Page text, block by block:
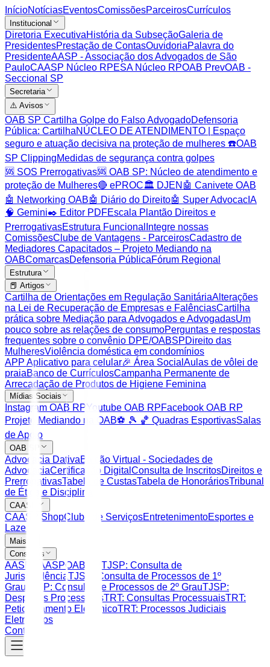
InícioNotíciasEventosComissõesParceirosCurrículos
Institucional
Diretoria ExecutivaHistória da SubseçãoGaleria de
PresidentesPrestação de ContasOuvidoriaPalavra do
PresidenteAASP - Associação dos Advogados de São
PauloCAASP Núcleo RPESA Núcleo RPOAB PrevOAB -
Seccional SP
Secretaria
⚠️ Avisos
OAB SP Cartilha Golpe do Falso AdvogadoDefensoria
Pública: CartilhaNÚCLEO DE ATENDIMENTO | Espaço
seguro e atuação decisiva na proteção de mulheres ☎️OAB
SP ClippingMedidas de segurança contra golpes
🆘 SOS Prerrogativas🆘 OAB SP: Núcleo de atendimento e
proteção de Mulheres🔴 ePROC🏛️ DJEN 🤖 Canivete OAB
🤖 Networking OAB🤖 Diário do Direito🤖 Super AdvocacIA
🧠 Gemini✒️ Editor PDFEscala Plantão Direitos e
PrerrogativasEstrutura Funcional Integre nossas
ComissõesClube de Vantagens - ParceirosCadastro de
Mediadores Capacitados – Projeto Mediando na
OABComarcasDefensoria PúblicaFórum Regional
Estrutura
📕 Artigos
Cartilha de Orientações em Regulação SanitáriaAlterações
na Lei de Recuperação de Empresas e FalênciasCartilha
prática sobre Mediação para Advogados e AdvogadasUm
pouco sobre as relações de consumoPerguntas e respostas
frequentes sobre o convênio DPE/OABSPDireito das
MulheresViolência doméstica em condomínios
APP Aplicativo para celular🎉 Área Social Aulas de vôlei de
praiaBanco de CurrículosCampanha Permanente de
Arrecadação de Produtos de Higiene Feminina
Mídias Sociais
Instagram OAB RPYoutube OAB RPFacebook OAB RP
Projeto Mediando na OAB⚽️ 🎾 🏀 Quadras EsportivasSalas
de Apoio
OAB SP
Advocacia DativaBalcão Virtual - Sociedades de
AdvocaciaCertificação Digital Consulta de InscritosDireitos e
PrerrogativasTabela de CustasTabela de HonoráriosTribunal
de Ética e Disciplina
CAASP
CAASP ShopClube de ServiçosEntretenimentoEsportes e
Lazer
Mais
Consultas
AASP CAASPOAB SP TJSP: Consulta de
Jurisprudência TJSP: Consulta de Processos de 1º
Grau TJSP: Consulta de Processos de 2º GrauTJSP:
Despesas ProcessuaisTRT: Consultas ProcessuaisTRT:
Peticionamento EletrônicoTRT: Processos Judiciais
Eletrônicos
Contato